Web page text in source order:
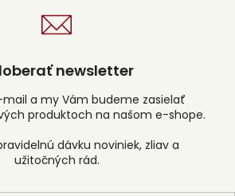
newsletter
a my Vám budeme zasielať
produktoch na našom e-shope.